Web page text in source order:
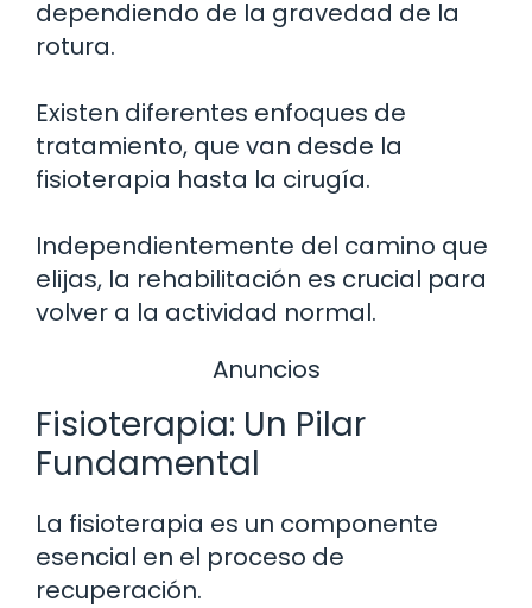
dependiendo de la gravedad de la
rotura.
Existen diferentes enfoques de
tratamiento, que van desde la
fisioterapia hasta la cirugía.
Independientemente del camino que
elijas, la rehabilitación es crucial para
volver a la actividad normal.
Anuncios
Fisioterapia: Un Pilar
Fundamental
La fisioterapia es un componente
esencial en el proceso de
recuperación.